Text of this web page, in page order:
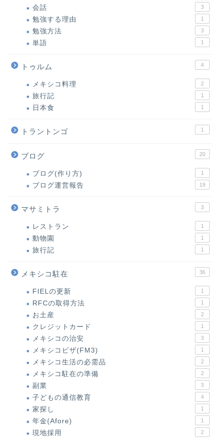
会話 3
勉強する理由 1
勉強方法 3
単語 1
トゥルム 4
メキシコ料理 2
旅行記 1
日本食 1
トラントンゴ 1
ブログ 20
ブログ(作り方) 1
ブログ運営報告 19
マサミトラ 3
レストラン 1
動物園 1
旅行記 1
メキシコ駐在 36
FIELの更新 1
RFCの取得方法 1
お土産 2
クレジットカード 1
メキシコの治安 3
メキシコビザ(FM3) 1
メキシコ生活の必需品 2
メキシコ駐在の準備 2
副業 3
子どもの通信教育 4
家探し 1
年金(Afore) 1
現地採用 2